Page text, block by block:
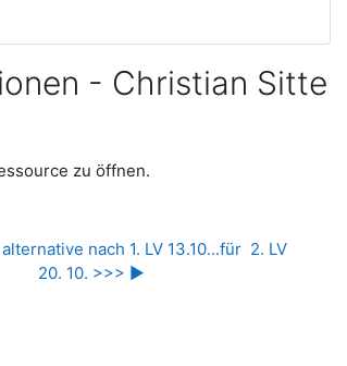
- Christian Sitte
zu öffnen.
nach 1. LV 13.10...für  2. LV
20. 10. >>> ▶︎